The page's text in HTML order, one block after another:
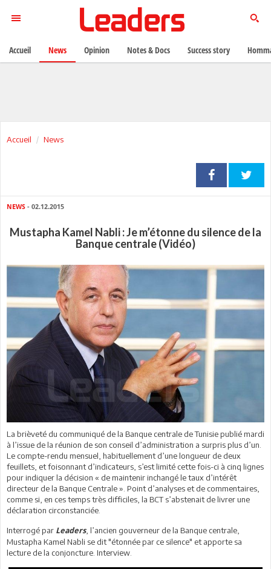
Accueil News
NEWS - 02.12.2015
Mustapha Kamel Nabli : Je m’étonne du silence de la
Banque centrale (Vidéo)
La brièveté du communiqué de la Banque centrale de Tunisie publié mardi
à l’issue de la réunion de son conseil d’administration a surpris plus d’un.
Le compte-rendu mensuel, habituellement d’une longueur de deux
feuillets, et foisonnant d’indicateurs, s’est limité cette fois-ci à cinq lignes
pour indiquer la décision « de maintenir inchangé le taux d’intérêt
directeur de la Banque Centrale ». Point d’analyses et de commentaires,
comme si, en ces temps très difficiles, la BCT s’abstenait de livrer une
déclaration circonstanciée.
Interrogé par Leaders, l’ancien gouverneur de la Banque centrale,
Mustapha Kamel Nabli se dit "étonnée par ce silence" et apporte sa
lecture de la conjoncture. Interview.
Accueil News Opinion Notes & Docs Success story